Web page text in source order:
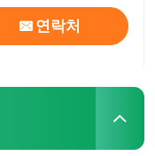
연락처